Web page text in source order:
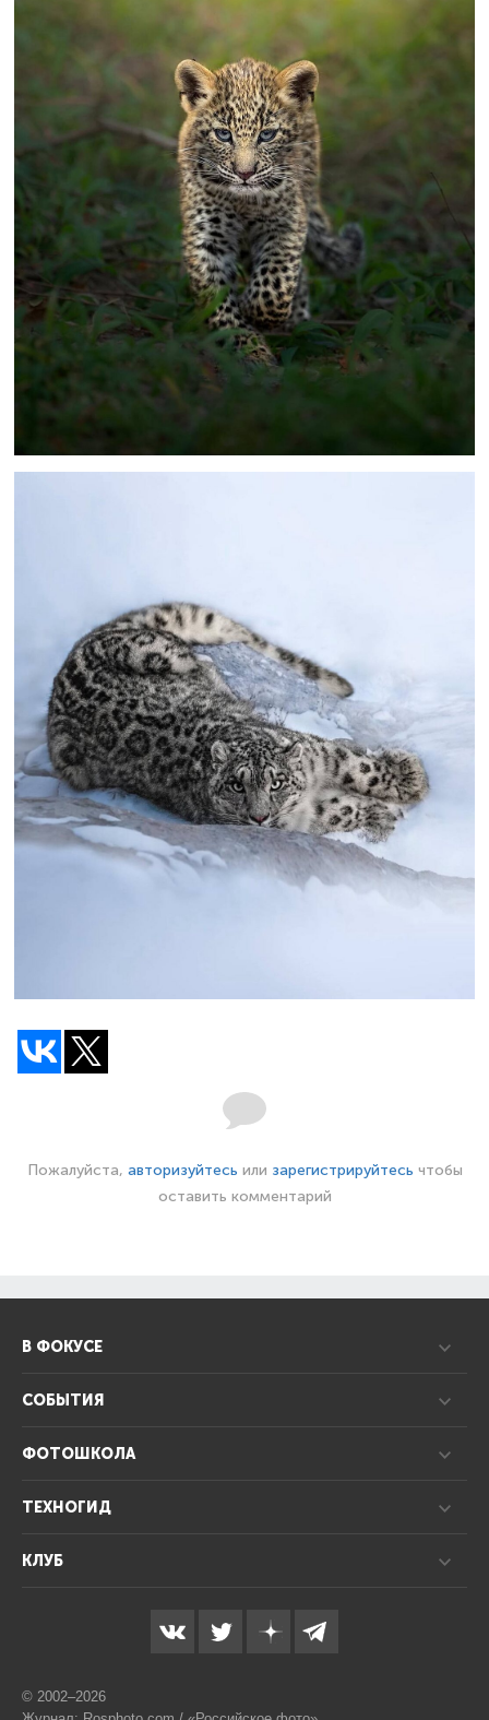
Пожалуйста, авторизуйтесь или зарегистрируйтесь чтобы
оставить комментарий
В ФОКУСЕ
СОБЫТИЯ
ФОТОШКОЛА
ТЕХНОГИД
КЛУБ
© 2002–2026